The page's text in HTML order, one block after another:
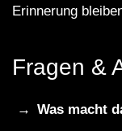
Erinnerung
Fragen &
Was macht